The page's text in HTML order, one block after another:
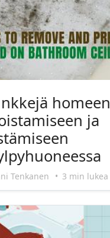
homeen
ja
Tenkanen • 3 min lukea